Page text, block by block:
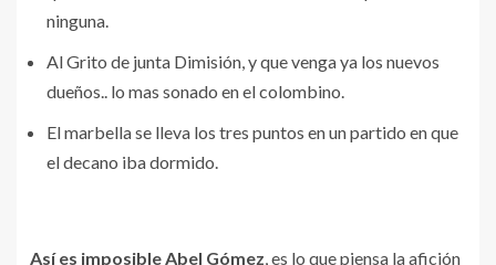
ninguna.
Al Grito de junta Dimisión, y que venga ya los nuevos
dueños.. lo mas sonado en el colombino.
El marbella se lleva los tres puntos en un partido en que
el decano iba dormido.
Así es imposible Abel Gómez, es lo que piensa la afición